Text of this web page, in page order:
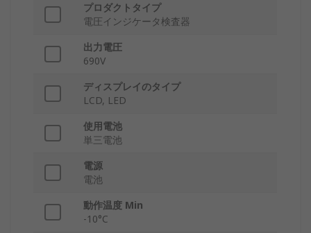
プロダクトタイプ
電圧インジケータ検査器
出力電圧
690V
ディスプレイのタイプ
LCD, LED
使用電池
単三電池
電源
電池
動作温度 Min
-10°C